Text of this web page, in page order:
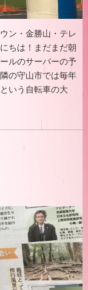
ン・金勝山・テレ
ちは！まだまだ朝
ルのサーバーの予
の守山市では毎年
いう自転車の大